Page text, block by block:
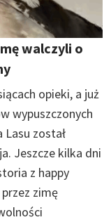
walczyli o
opieki, a już
wypuszczonych
Lasu został
Jeszcze kilka dni
z happy
zimę